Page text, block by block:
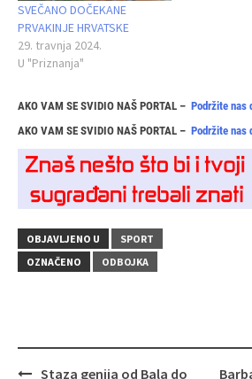
SVEČANO DOČEKANE
PRVAKINJE HRVATSKE
29. travnja 2024.
U "Priznanja"
AKO VAM SE SVIDIO NAŠ PORTAL – Podržite nas
AKO VAM SE SVIDIO NAŠ PORTAL – Podržite nas
OBJAVLJENO U
SPORT
OZNAČENO
ODBOJKA
Navigacija
Staza genija od Bala do